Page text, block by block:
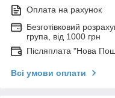
Оплата на рахунок
Безготівковий
група, від 1000 грн
Післяплата "Нова
Всі умови оплати